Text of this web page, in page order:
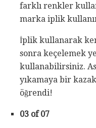
farklı renkler
marka iplik
İplik kullanarak
sonra keçelemek
kullanabilirsiniz.
yıkamaya bir
öğrendi!
03 of 07